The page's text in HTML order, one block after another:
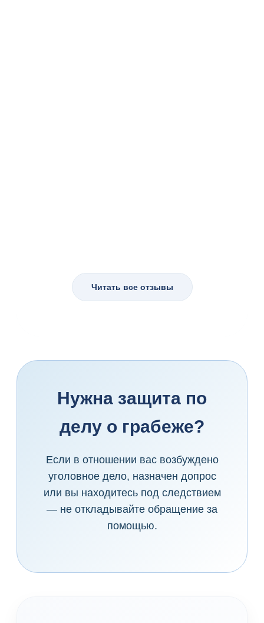
Читать все отзывы
Нужна защита по
делу о грабеже?
Если в отношении вас возбуждено
уголовное дело, назначен допрос
или вы находитесь под следствием
— не откладывайте обращение за
помощью.